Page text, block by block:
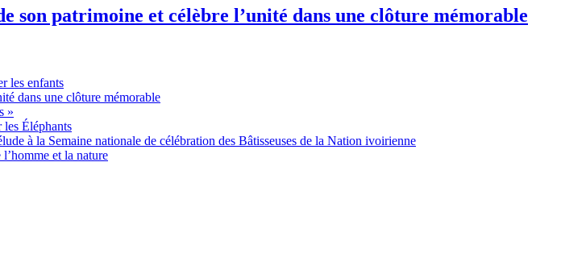
patrimoine et célèbre l’unité dans une clôture mémorable
les enfants
dans une clôture mémorable
»
les Éléphants
à la Semaine nationale de célébration des Bâtisseuses de la Nation ivoirienne
et la nature